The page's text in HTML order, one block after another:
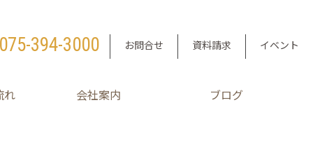
075-394-3000 お問合せ 資料請求 イベント
れ 会社案内 ブログ